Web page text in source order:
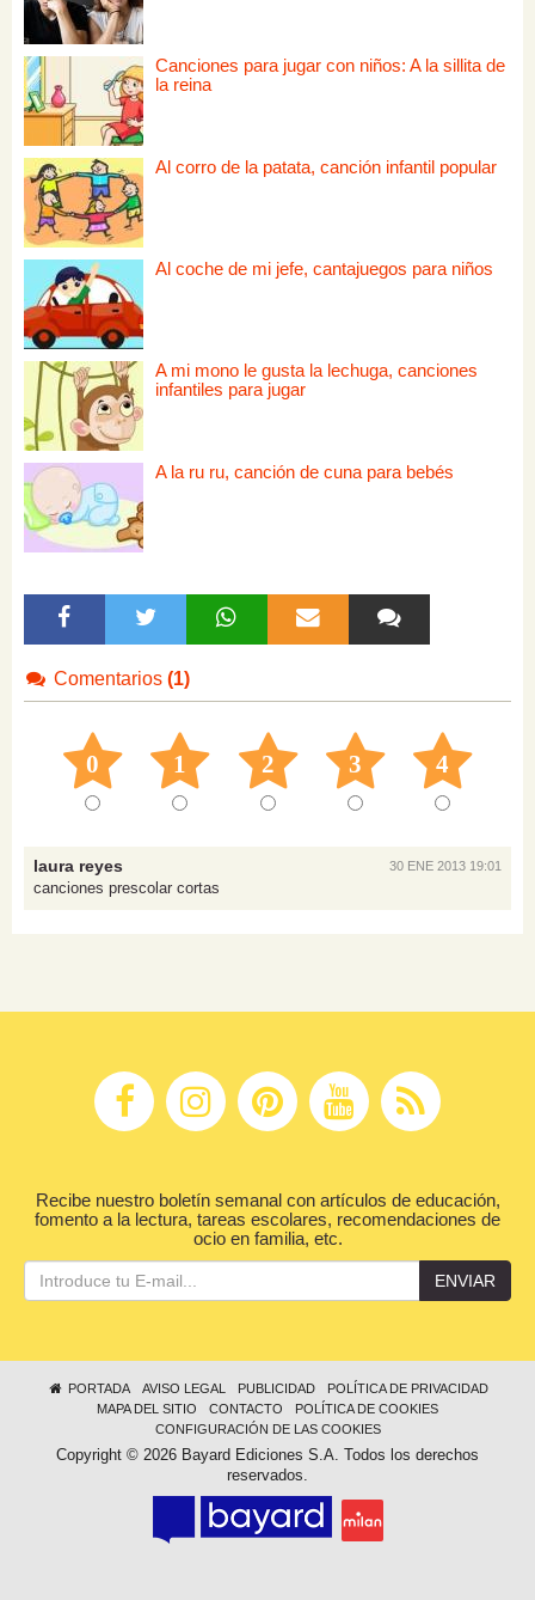
Canciones para jugar con niños: A la sillita de
la reina
Al corro de la patata, canción infantil popular
Al coche de mi jefe, cantajuegos para niños
A mi mono le gusta la lechuga, canciones
infantiles para jugar
A la ru ru, canción de cuna para bebés
Comentarios (1)
0 1 2 3 4
30 ENE 2013 19:01
laura reyes
canciones prescolar cortas
Recibe nuestro boletín semanal con artículos de educación,
fomento a la lectura, tareas escolares, recomendaciones de
ocio en familia, etc.
ENVIAR
PORTADA AVISO LEGAL PUBLICIDAD
POLÍTICA DE PRIVACIDAD
MAPA DEL SITIO
CONTACTO
POLÍTICA DE COOKIES
CONFIGURACIÓN DE LAS COOKIES
Copyright © 2026 Bayard Ediciones S.A. Todos los derechos
reservados.